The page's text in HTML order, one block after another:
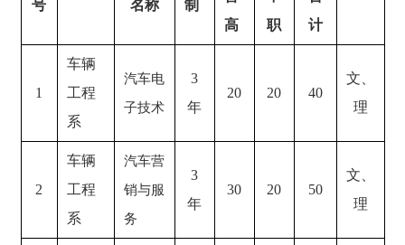
号
名称
制
高
职
计
1
车辆
工程
系
汽车电
子技术
3
年
20 20 40
文、
理
2
车辆
工程
系
汽车营
销与服
务
3
年
30 20 50
文、
理